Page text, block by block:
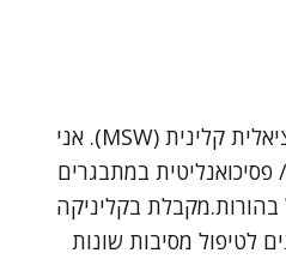
שמי גל ויינשטיין, עובדת סוציאלית קלינית (MSW). אני
במתבגרים
בהורות.מקבלת בקליניקה
לטיפול מסיבות שונות